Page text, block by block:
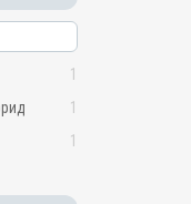
1
1
1